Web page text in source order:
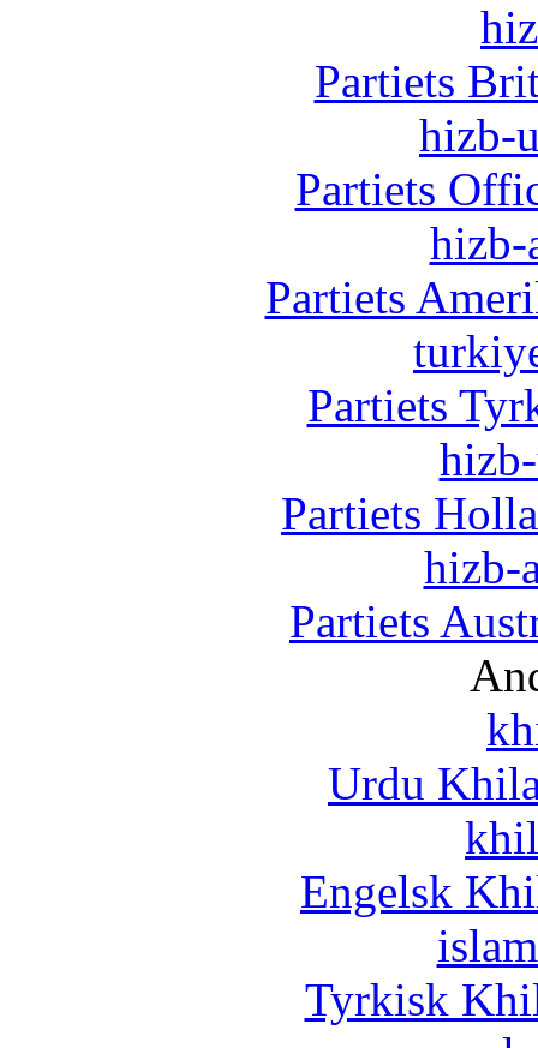
Partiets
hizb-
Partiets
hizb-
Partiets
Partiets
Partiets
hizb-
Partiets
Urdu
Engelsk
Tyrkisk